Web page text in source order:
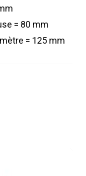
= 80 mm
= 125 mm